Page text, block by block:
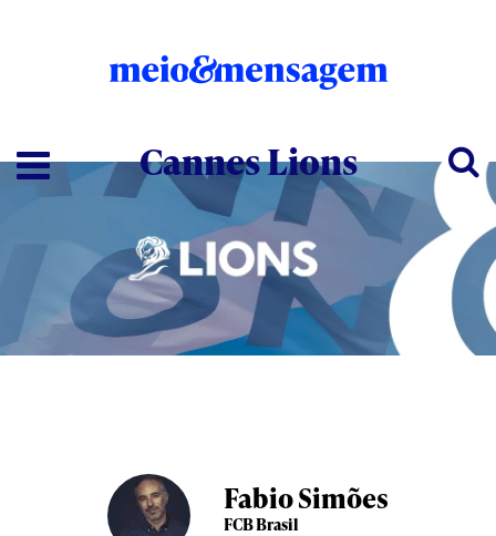
Cannes Lions
Fabio Simões
FCB Brasil